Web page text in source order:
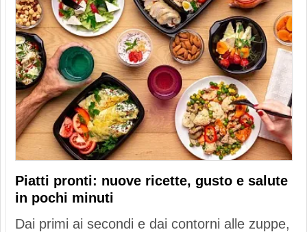
Piatti pronti: nuove ricette, gusto e salute
in pochi minuti
Dai primi ai secondi e dai contorni alle zuppe,